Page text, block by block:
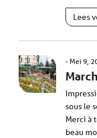
Lees
Mei 9,
sous le
Merci à
beau